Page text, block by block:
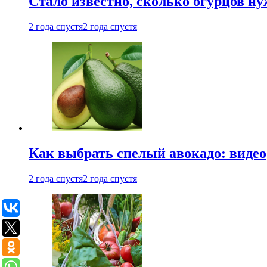
2 года спустя2 года спустя
Как выбрать спелый авокадо: видео
2 года спустя2 года спустя